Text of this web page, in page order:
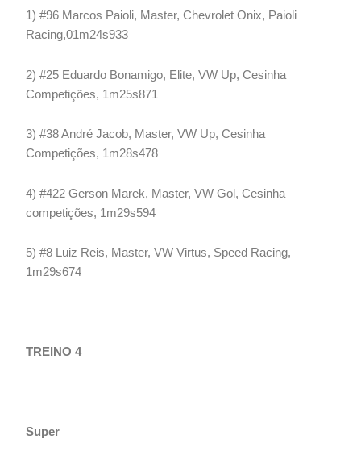
1) #96 Marcos Paioli, Master, Chevrolet Onix, Paioli
Racing,01m24s933
2) #25 Eduardo Bonamigo, Elite, VW Up, Cesinha
Competições, 1m25s871
3) #38 André Jacob, Master, VW Up, Cesinha
Competições, 1m28s478
4) #422 Gerson Marek, Master, VW Gol, Cesinha
competições, 1m29s594
5) #8 Luiz Reis, Master, VW Virtus, Speed Racing,
1m29s674
TREINO 4
Super